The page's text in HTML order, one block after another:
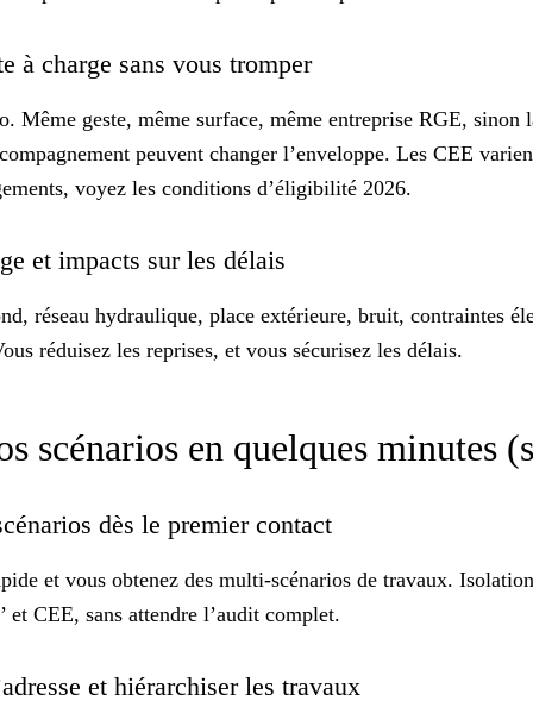
à charge sans vous tromper
Même geste, même surface, même entreprise RGE,
peuvent changer l’enveloppe. Les CEE
voyez les conditions d’éligibilité 2026.
et impacts sur les délais
réseau hydraulique, place extérieure, bruit, contraintes
réduisez les reprises, et vous sécurisez les délais.
scénarios en quelques minutes
dès le premier contact
et vous obtenez des multi-scénarios de travaux.
et CEE, sans attendre l’audit complet.
et hiérarchiser les travaux